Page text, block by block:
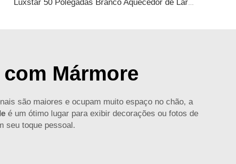
Luxstar 50 Polegadas Branco Aquecedor de Lareira Elétrica Parede Montada Não para Nicho Controle Remoto Tela Sensível ao Toque Aquecedor de Casa
Mármore
são maiores e ocupam muito espaço no chão, a
é um ótimo lugar para exibir decorações ou fotos de
seu toque pessoal.